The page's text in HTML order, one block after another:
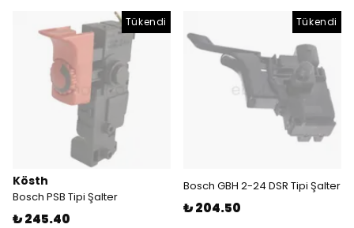
Tükendi
Kösth
Bosch PSB Tipi Şalter
₺ 245.40
Tükendi
Bosch GBH 2-24 DSR Tipi Şalter
₺ 204.50